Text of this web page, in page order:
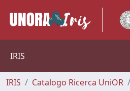
IRIS
IRIS Catalogo Ricerca UniOR